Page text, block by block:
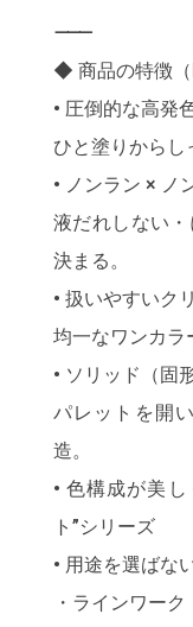
⸻
◆ 商品の特徴（
• 圧倒的な高発
ひと塗りからし
• ノンラン × ノ
液だれしない
決まる。
• 扱いやすいク
均一なワンカラ
• ソリッド（固
パレットを開
造。
• 色構成が美
ト”シリーズ
• 用途を選ばな
・ラインワーク